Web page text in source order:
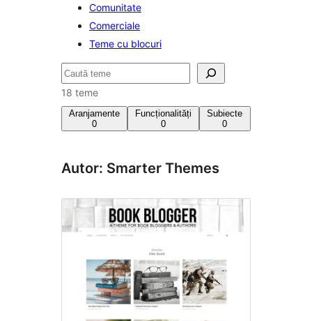
Comunitate
Comerciale
Teme cu blocuri
Caută
18 teme
Aranjamente
0
Funcționalități
0
Subiecte
0
Autor: Smarter Themes